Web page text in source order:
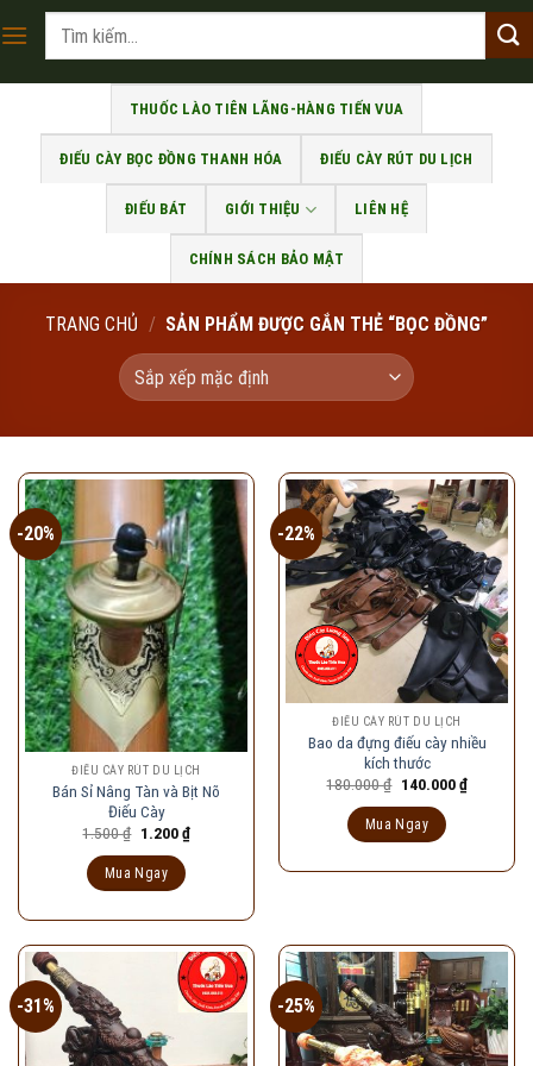
to
Tìm
THUỐC LÀO TIÊN LÃNG-HÀNG TIẾN VUA
ĐIẾU CÀY BỌC ĐỒNG THANH HÓA ĐIẾU CÀY RÚT DU LỊCH
ĐIẾU BÁT GIỚI THIỆU LIÊN HỆ
CHÍNH SÁCH BẢO MẬT
TRANG CHỦ / SẢN PHẨM ĐƯỢC GẮN THẺ “BỌC ĐỒNG”
-20%
ĐIẾU CÀY RÚT DU LỊCH
Bán Sỉ Nâng Tàn và Bịt Nõ
Điếu Cày
1.500₫ Giá
1.500 ₫.
1.200₫Giá
hiện
Mua Ngay
-22%
ĐIẾU CÀY RÚT DU LỊCH
Bao da đựng điếu cày nhiều
kích thước
180.000₫ Giá
180.000 ₫.
140.000₫Giá
hiện
Mua Ngay
-31% -25%